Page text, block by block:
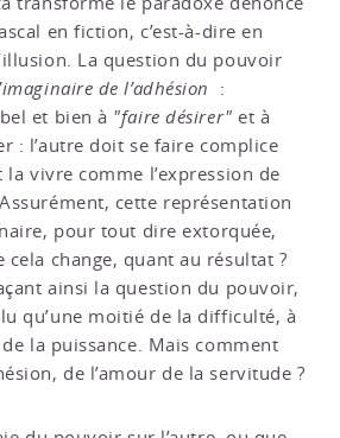
en fiction, c’est-à-dire en
La question du pouvoir
de l’adhésion
:
et bien à "faire désirer" et à
: l’autre doit se faire complice
vivre comme l’expression de
cette représentation
pour tout dire extorquée,
cela change, quant au résultat ?
ainsi la question du pouvoir,
qu’une moitié de la difficulté, à
la puissance. Mais comment
de l’amour de la servitude ?